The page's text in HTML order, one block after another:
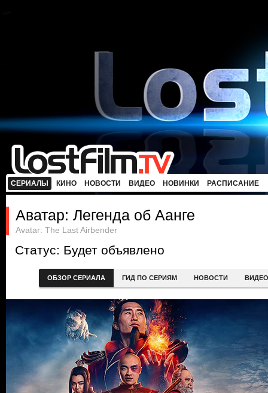
СЕРИАЛЫ КИНО НОВОСТИ ВИДЕО НОВИНКИ РАСПИСАНИЕ
Аватар: Легенда об Аанге
Avatar: The Last Airbender
Статус: Будет объявлено
ОБЗОР СЕРИАЛА ГИД ПО СЕРИЯМ НОВОСТИ ВИДЕО